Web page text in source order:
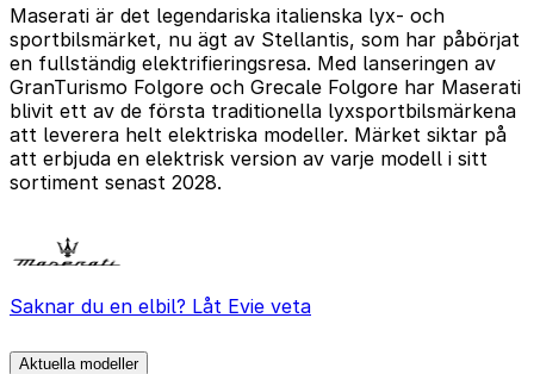
Maserati är det legendariska italienska lyx- och
sportbilsmärket, nu ägt av Stellantis, som har påbörjat
en fullständig elektrifieringsresa. Med lanseringen av
GranTurismo Folgore och Grecale Folgore har Maserati
blivit ett av de första traditionella lyxsportbilsmärkena
att leverera helt elektriska modeller. Märket siktar på
att erbjuda en elektrisk version av varje modell i sitt
sortiment senast 2028.
Saknar du en elbil? Låt Evie veta
Aktuella modeller